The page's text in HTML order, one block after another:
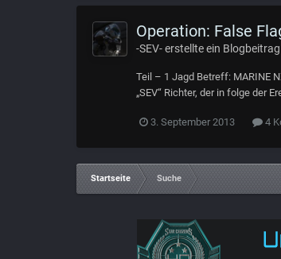
Operation: False
-SEV-erstellte ein Blogbeitrag
Teil – 1 Jagd Betreff: MARINE
„SEV“ Richter, der in folge der
3. September 2013 4
Startseite Suche